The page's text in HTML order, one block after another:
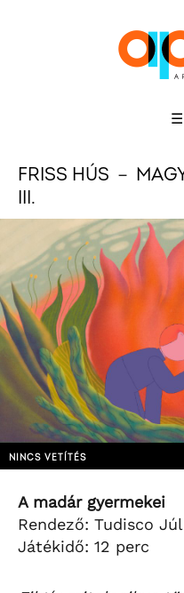
☰
FRISS HÚS －
III.
NINCS VETÍTÉS
A madár gyermekei
Rendező: Tudisco
Játékidő: 12 perc